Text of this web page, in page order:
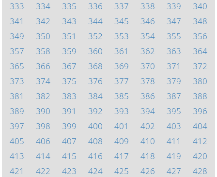
333
334 335 336 337 338 339
340
341
342 343 344 345 346 347
348
349
350 351 352 353 354 355
356
357
358 359 360 361 362 363
364
365
366 367 368 369 370 371
372
373
374 375 376 377 378 379
380
381
382 383 384 385 386 387
388
389
390 391 392 393 394 395
396
397
398 399 400 401 402 403
404
405
406 407 408 409 410 411
412
413
414 415 416 417 418 419
420
421
422 423 424 425 426 427 428